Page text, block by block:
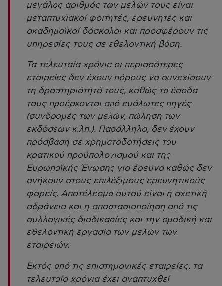
μεγάλος αριθμός των μελών τους είναι
μεταπτυχιακοί φοιτητές, ερευνητές και
ακαδημαϊκοί δάσκαλοι και προσφέρουν τις
υπηρεσίες τους σε εθελοντική βάση.
Τα τελευταία χρόνια οι περισσότερες
εταιρείες δεν έχουν πόρους να συνεχίσουν
τη δραστηριότητά τους, καθώς τα έσοδα
τους προέρχονται από ευάλωτες πηγές
(συνδρομές των μελών, πώληση των
εκδόσεων κ.λπ.). Παράλληλα, δεν έχουν
πρόσβαση σε χρηματοδοτήσεις του
κρατικού προϋπολογισμού και της
Ευρωπαϊκής Ένωσης για έρευνα καθώς δεν
ανήκουν στους επιλέξιμους ερευνητικούς
φορείς. Αποτέλεσμα αυτού είναι η σχετική
αδράνεια και η αποστασιοποίηση από τις
συλλογικές διαδικασίες και την ομαδική και
εθελοντική εργασία των μελών των
εταιρειών.
Εκτός από τις επιστημονικές εταιρείες, τα
τελευταία χρόνια έχει αναπτυχθεί